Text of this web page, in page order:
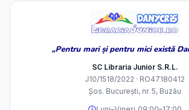
„Pentru mari și pentru mici există
SC Libraria Junior S.R.L.
J10/1518/2022 · RO47180412
Șos. București, nr. 5, Buzău